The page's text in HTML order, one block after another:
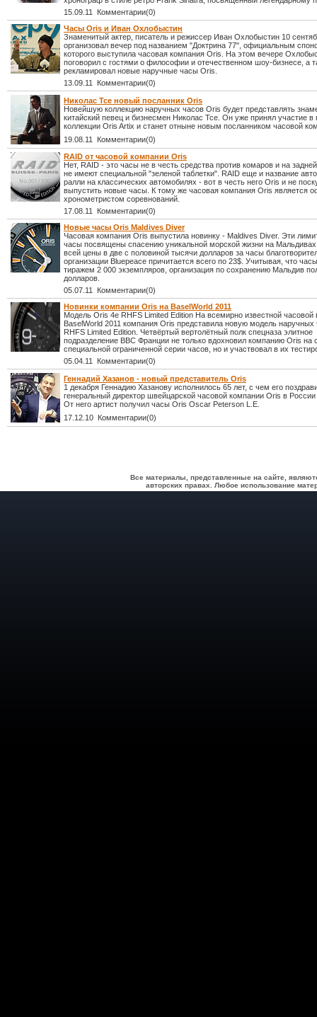
15.09.11 Комментарии(0)
Часы Oris и Иван Охлобыстин
Знаменитый актер, писатель и режиссер Иван Охлобыстин 10
организовал вечер под названием "Доктрина 77", официальным
которого выступила часовая компания Oris. На этом вечере
поговорил с гостями о философии и отечественном шоу-бизнесе, а
рекламировал новые наручные часы Oris.
13.09.11 Комментарии(0)
Николас Тсе новый посланник Oris
Новейшую коллекцию наручных часов Oris будет представлять
китайский певец и бизнесмен Николас Тсе. Он уже принял участие в
коллекции Oris Artix и станет отныне новым посланником часовой
19.08.11 Комментарии(0)
RAID от часовой компании Oris
Нет, RAID - это часы не в честь средства против комаров и на
не имеют специальной "зеленой таблетки". RAID еще и название
ралли на классических автомобилях - вот в честь него Oris и не
выпустить новые часы. К тому же часовая компания Oris является
хронометристом соревнований.
17.08.11 Комментарии(0)
Новые часы Oris Maldives Diver
Часовая компания Oris выпустила новинку - Maldives Diver. Эти
часы посвящены спасению уникальной морской жизни на
всей цены в две с половиной тысячи долларов за часы
организации Bluepeace причитается всего по 23$. Учитывая, что
тиражем 2 000 экземпляров, организация по сохранению Мальдив
долларов.
05.07.11 Комментарии(0)
Новинки компании Oris на BaselWorld 2011
Модель Oris 4e RHFS Limited Edition На всемирно известной часовой
BaselWorld 2011 компания Oris представила новую модель наручных
RHFS Limited Edition. Четвёртый вертолётный полк спецназа элитное
подразделение ВВС Франции не только вдохновил компанию Oris на
специальной ограниченной серии часов, но и участвовал в их
05.04.11 Комментарии(0)
Геннадий Хазанов - новый представитель Oris
1 декабря Геннадию Хазанову исполнилось 65 лет, с чем его
генеральный директор швейцарской часовой компании Oris в
От него артист получил часы Oris Oscar Peterson L.E.
17.12.10 Комментарии(0)
Все материалы, представленные на сайте,
авторских правах. Любое использование